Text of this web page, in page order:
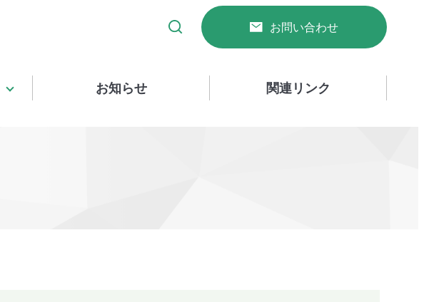
お問い合わせ
お知らせ 関連リンク